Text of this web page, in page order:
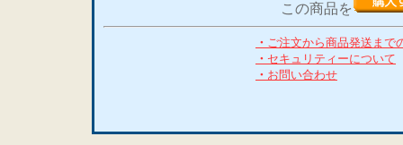
この商品を
・ ご注文から商品発送まで
・ セキュリティーについて
・ お問い合わせ